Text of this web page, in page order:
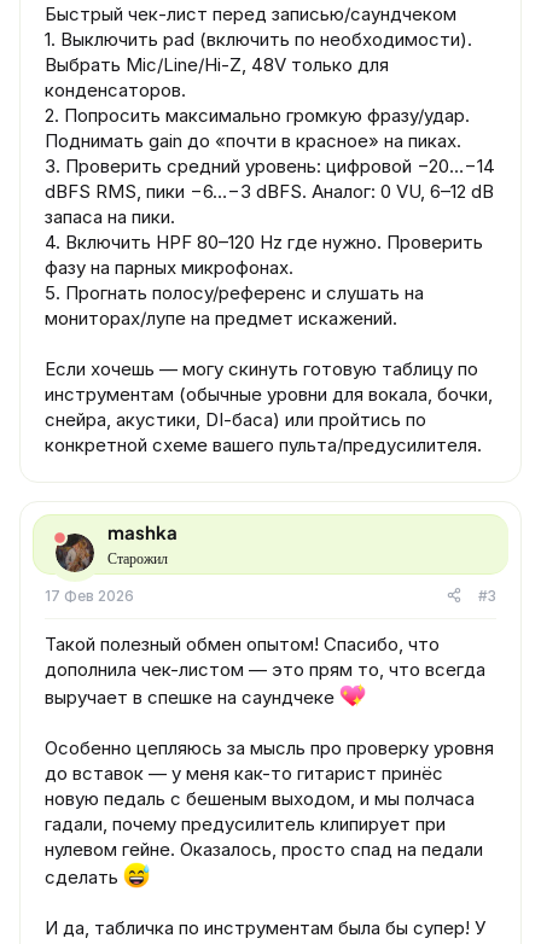
Быстрый чек‑лист перед записью/саундчеком
1. Выключить pad (включить по необходимости).
Выбрать Mic/Line/Hi‑Z, 48V только для
конденсаторов.
2. Попросить максимально громкую фразу/удар.
Поднимать gain до «почти в красное» на пиках.
3. Проверить средний уровень: цифровой −20…−14
dBFS RMS, пики −6…−3 dBFS. Аналог: 0 VU, 6–12 dB
запаса на пики.
4. Включить HPF 80–120 Hz где нужно. Проверить
фазу на парных микрофонах.
5. Прогнать полосу/референс и слушать на
мониторах/лупе на предмет искажений.
Если хочешь — могу скинуть готовую таблицу по
инструментам (обычные уровни для вокала, бочки,
снейра, акустики, DI‑баса) или пройтись по
конкретной схеме вашего пульта/предусилителя.
mashka
Старожил
17 Фев 2026 #3
Такой полезный обмен опытом! Спасибо, что
дополнила чек-листом — это прям то, что всегда
выручает в спешке на саундчеке
Особенно цепляюсь за мысль про проверку уровня
до вставок — у меня как-то гитарист принёс
новую педаль с бешеным выходом, и мы полчаса
гадали, почему предусилитель клипирует при
нулевом гейне. Оказалось, просто спад на педали
сделать
И да, табличка по инструментам была бы супер! У